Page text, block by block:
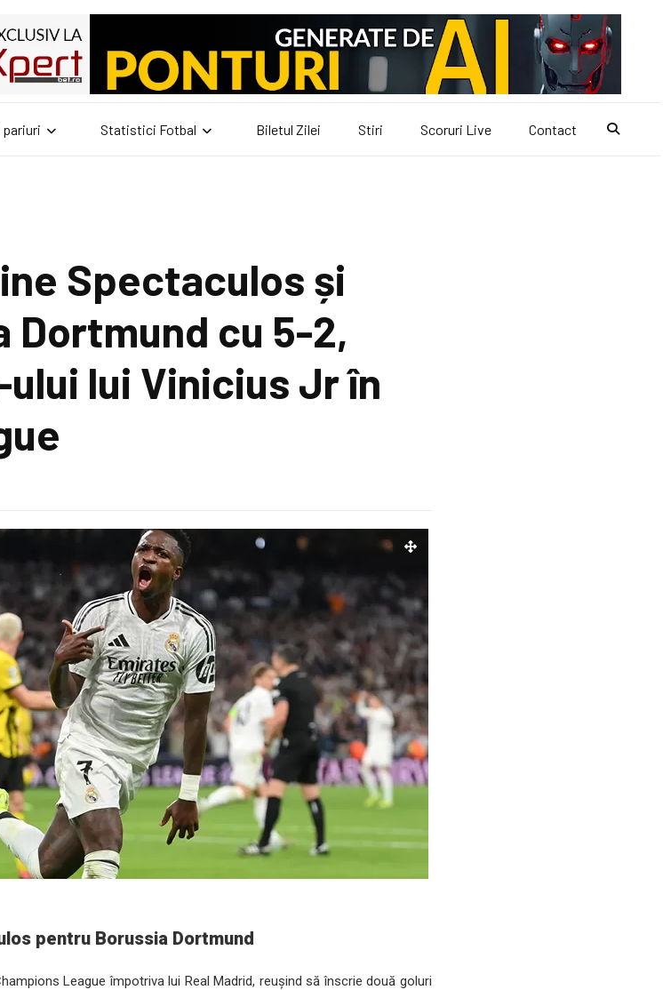
Statistici Fotbal Biletul Zilei Stiri Scoruri Live Contact
Spectaculos și
Dortmund cu 5-2,
lui Vinicius Jr în
pentru Borussia Dortmund
League împotriva lui Real Madrid, reușind să înscrie două goluri